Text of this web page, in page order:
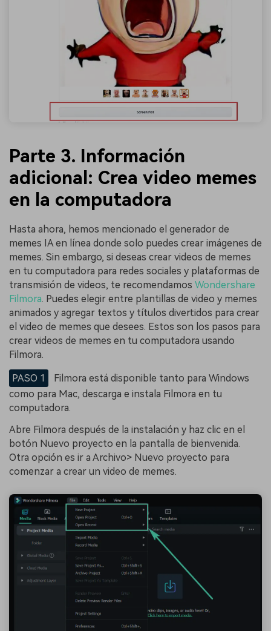
Parte 3. Información
adicional: Crea video memes
en la computadora
Hasta ahora, hemos mencionado el generador de
memes IA en línea donde solo puedes crear imágenes de
memes. Sin embargo, si deseas crear videos de memes
en tu computadora para redes sociales y plataformas de
transmisión de videos, te recomendamos Wondershare
Filmora. Puedes elegir entre plantillas de video y memes
animados y agregar textos y títulos divertidos para crear
el video de memes que desees. Estos son los pasos para
crear videos de memes en tu computadora usando
Filmora.
PASO 1
Filmora está disponible tanto para Windows
como para Mac, descarga e instala Filmora en tu
computadora.
Abre Filmora después de la instalación y haz clic en el
botón Nuevo proyecto en la pantalla de bienvenida.
Otra opción es ir a Archivo> Nuevo proyecto para
comenzar a crear un video de memes.